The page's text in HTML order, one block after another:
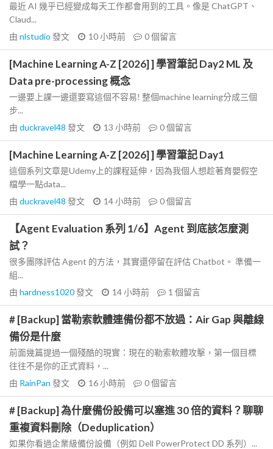
最近 AI 幾乎已經變成每天工作都會用到的工具。像是 ChatGPT、
Claud...
由 nlstudio 發文 10 小時前 0個留言
[Machine Learning A-Z [2026] ] 學習筆記 Day2 ML 及
Data pre-processing 概念
一邊要上課一邊還要寫這個不容易! 整個machine learning分成三個
步...
由 duckravel48 發文 13 小時前 0個留言
[Machine Learning A-Z [2026] ] 學習筆記 Day1
這個系列文章是Udemy上的課程延伸，因為我個人想趁著育嬰假空
檔學一點data...
由 duckravel48 發文 14 小時前 0個留言
【Agent Evaluation 系列 1/6】Agent 到底該怎麼測
試？
很多團隊評估 Agent 的方法，其實還停留在評估 Chatbot。 準備一
組...
由 hardness1020發文 14 小時前 1 個留言
# [Backup] 當勒索軟體連備份都不放過：Air Gap 與離線
備份是什麼
前面幾篇提過一個殘酷的現實：現在的勒索軟體攻擊，第一個目標
往往不是你的正式資料，...
由 RainPan 發文 16 小時前 0個留言
# [Backup] 為什麼備份設備可以塞進 30 倍的資料？聊聊
重複資料刪除（Deduplication）
如果你看過企業級備份設備（例如 Dell PowerProtect DD 系列）...